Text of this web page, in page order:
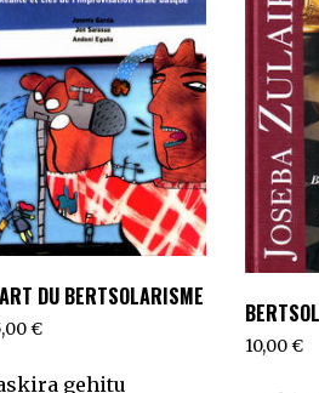
DU BERTSOLARISME
€
gehitu
10,00€